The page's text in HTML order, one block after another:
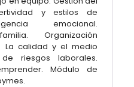
y estilos de
emocional.
Organización
La calidad y el medio
riesgos laborales.
Módulo de